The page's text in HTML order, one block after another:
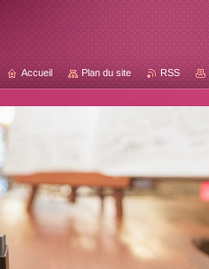
Accueil Plan du site RSS